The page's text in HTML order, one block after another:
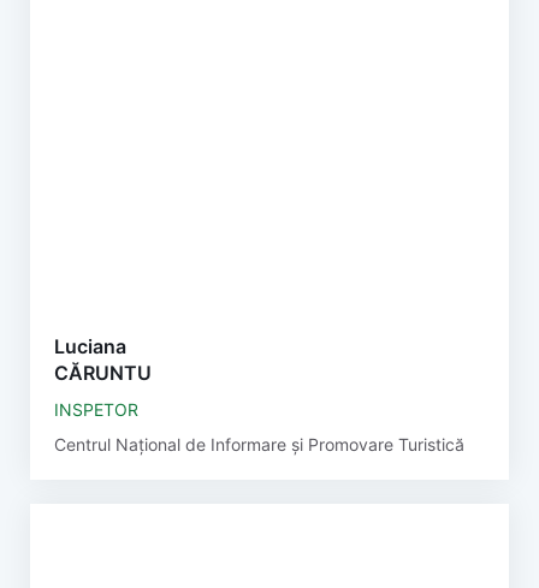
Luciana
CĂRUNTU
INSPETOR
Centrul Național de Informare și Promovare Turistică